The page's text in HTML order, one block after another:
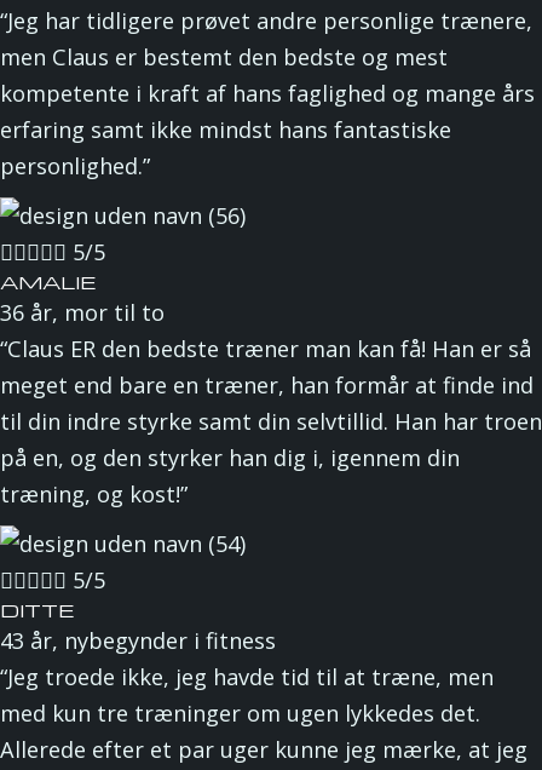
“Jeg har tidligere prøvet andre personlige trænere,
men Claus er bestemt den bedste og mest
kompetente i kraft af hans faglighed og mange års
erfaring samt ikke mindst hans fantastiske
personlighed.”
 5/5
AMALIE
36 år, mor til to
“Claus ER den bedste træner man kan få! Han er så
meget end bare en træner, han formår at finde ind
til din indre styrke samt din selvtillid. Han har troen
på en, og den styrker han dig i, igennem din
træning, og kost!”
 5/5
DITTE
43 år, nybegynder i fitness
“Jeg troede ikke, jeg havde tid til at træne, men
med kun tre træninger om ugen lykkedes det.
Allerede efter et par uger kunne jeg mærke, at jeg